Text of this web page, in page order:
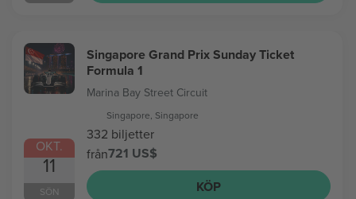
OKT.
11
SÖN
Singapore Grand Prix Sunday Ticket
Formula 1
Marina Bay Street Circuit
Singapore, Singapore
332 biljetter
från721 US$
KÖP